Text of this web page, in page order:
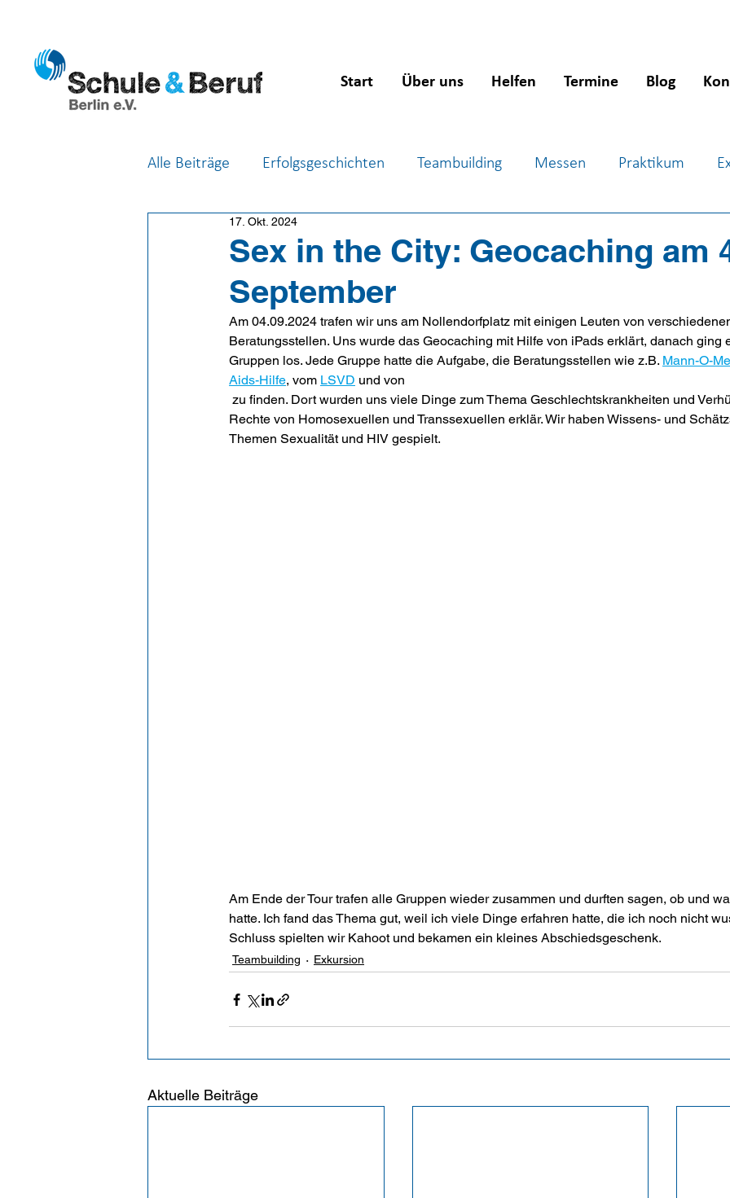
Start Über uns Helfen Termine Blog
Alle Beiträge Erfolgsgeschichten Teambuilding Messen Praktikum
Feste & Feiern
Sex in the City: Geocaching am
September
17. Okt. 2024
Am 04.09.2024 trafen wir uns am Nollendorfplatz mit einigen Leuten von
Beratungsstellen. Uns wurde das Geocaching mit Hilfe von iPads erklärt, danach ging
Gruppen los. Jede Gruppe hatte die Aufgabe, die Beratungsstellen wie z.B. Mann-O-
Aids-Hilfe, vom LSVD und von
Rechte von Homosexuellen und Transsexuellen erklär. Wir haben Wissens- und
Themen Sexualität und HIV gespielt.
Am Ende der Tour trafen alle Gruppen wieder zusammen und durften sagen, ob und
hatte. Ich fand das Thema gut, weil ich viele Dinge erfahren hatte, die ich noch nicht
Schluss spielten wir Kahoot und bekamen ein kleines Abschiedsgeschenk.
Teambuilding Exkursion
Aktuelle Beiträge